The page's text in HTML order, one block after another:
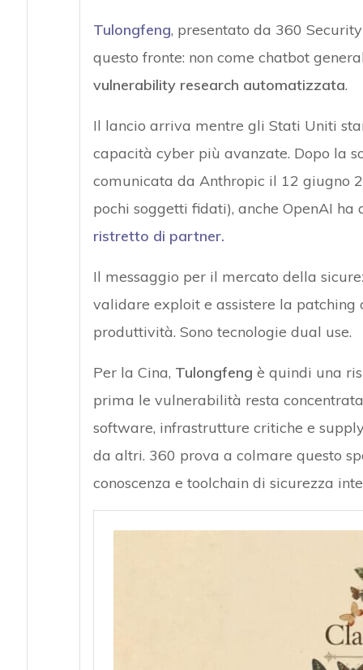
Tulongfeng, presentato da 360
questo fronte: non come chatbot
vulnerability research automatizzata.
Il lancio arriva mentre gli Stati Uniti
capacità cyber più avanzate. Dopo la
comunicata da Anthropic il 12 giugno
pochi soggetti fidati), anche OpenAI
ristretto di partner.
Il messaggio per il mercato della
validare exploit e assistere la
produttività. Sono tecnologie dual use.
Per la Cina, Tulongfeng è quindi una
prima le vulnerabilità resta
software, infrastrutture critiche e
da altri. 360 prova a colmare questo
conoscenza e toolchain di sicurezza